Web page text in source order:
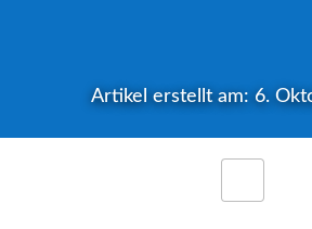
Artikel erstellt am: 6.